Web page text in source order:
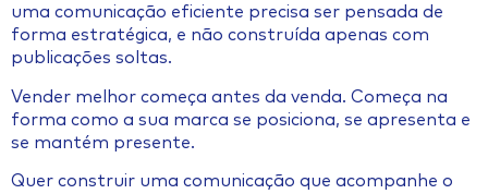
uma comunicação eficiente precisa ser pensada de
forma estratégica, e não construída apenas com
publicações soltas.
Vender melhor começa antes da venda. Começa na
forma como a sua marca se posiciona, se apresenta e
se mantém presente.
Quer construir uma comunicação que acompanhe o